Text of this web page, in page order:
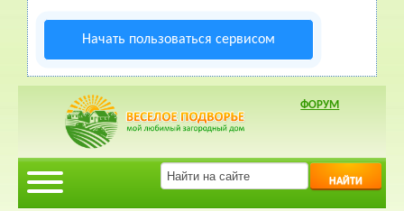
Начать пользоваться сервисом
ФОРУМ
НАЙТИ